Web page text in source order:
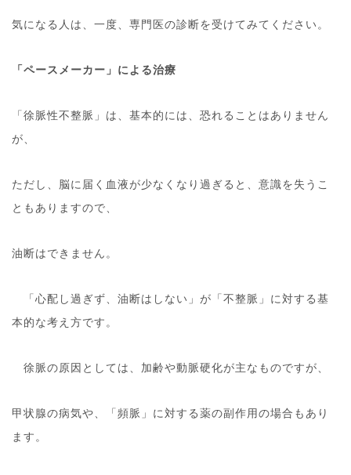
気になる人は、一度、専門医の診断を受けてみてください。
「ペースメーカー」による治療
「徐脈性不整脈」は、基本的には、恐れることはありません
が、
ただし、脳に届く血液が少なくなり過ぎると、意識を失うこ
ともありますので、
油断はできません。
「心配し過ぎず、油断はしない」が「不整脈」に対する基
本的な考え方です。
徐脈の原因としては、加齢や動脈硬化が主なものですが、
甲状腺の病気や、「頻脈」に対する薬の副作用の場合もあり
ます。